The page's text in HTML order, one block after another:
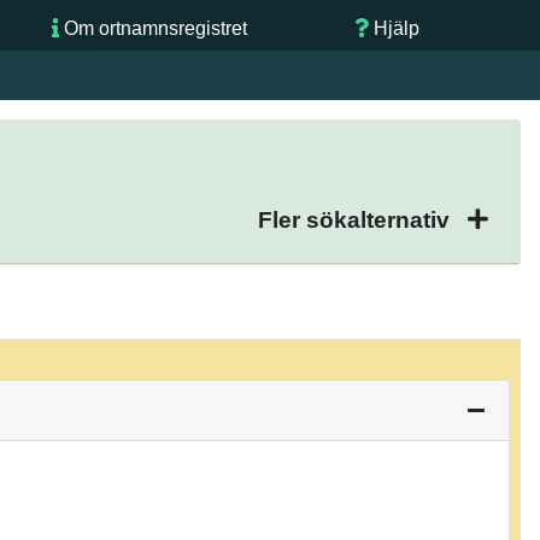
Om ortnamnsregistret Hjälp
Fler sökalternativ